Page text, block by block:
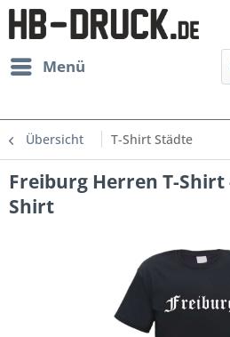
Menü
Übersicht T-Shirt Städte
Freiburg Herren T-Shirt
Shirt